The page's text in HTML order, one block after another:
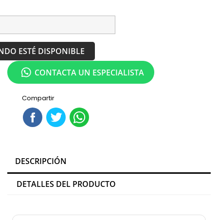
ESTÉ DISPONIBLE
Compartir
CONTACTA UN ESPECIALISTA
DESCRIPCIÓN
DETALLES DEL PRODUCTO